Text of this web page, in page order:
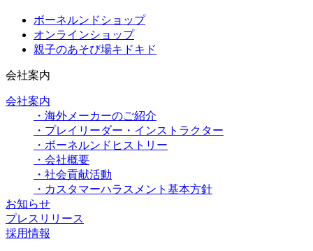
ボーネルンドショップ
オンラインショップ
親子のあそび場キドキド
会社案内
会社案内
・海外メーカーのご紹介
・プレイリーダー・インストラクター
・ボーネルンドヒストリー
・会社概要
・社会貢献活動
・カスタマーハラスメント基本方針
お知らせ
プレスリリース
採用情報